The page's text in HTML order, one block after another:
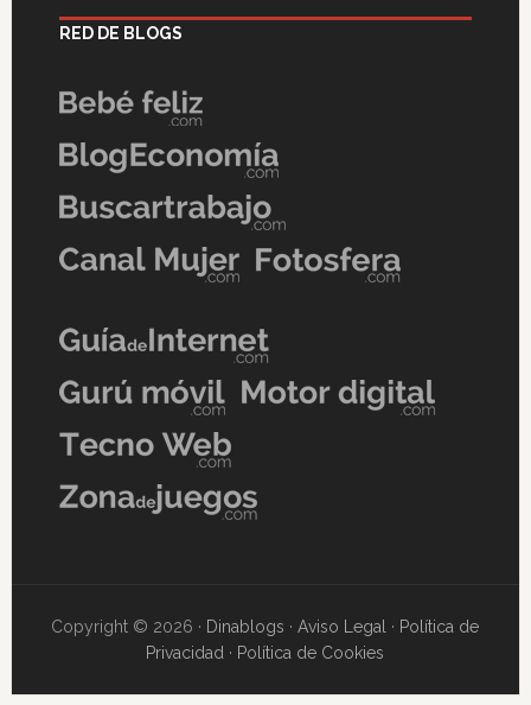
RED DE BLOGS
Copyright © 2026 · Dinablogs ·Aviso Legal · Política de
Privacidad · Política de Cookies